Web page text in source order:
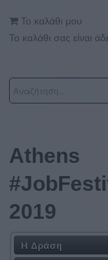
Το καλάθι μου
Το καλάθι σας είναι
Athens
2019
Η Δράση